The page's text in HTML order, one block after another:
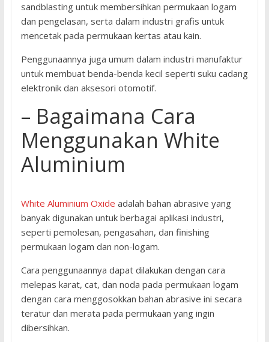
sandblasting untuk membersihkan permukaan logam
dan pengelasan, serta dalam industri grafis untuk
mencetak pada permukaan kertas atau kain.
Penggunaannya juga umum dalam industri manufaktur
untuk membuat benda-benda kecil seperti suku cadang
elektronik dan aksesori otomotif.
– Bagaimana Cara
Menggunakan White
Aluminium
White Aluminium Oxide adalah bahan abrasive yang
banyak digunakan untuk berbagai aplikasi industri,
seperti pemolesan, pengasahan, dan finishing
permukaan logam dan non-logam.
Cara penggunaannya dapat dilakukan dengan cara
melepas karat, cat, dan noda pada permukaan logam
dengan cara menggosokkan bahan abrasive ini secara
teratur dan merata pada permukaan yang ingin
dibersihkan.